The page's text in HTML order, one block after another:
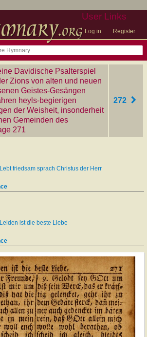
User Links
Log in Register
Davidische Psalterspiel
Zions von alten und neuen
Geistes-Gesängen
heyls-begierigen
der Weisheit, insonderheit
Gemeinden des
271
272
Lebt friedsam sprach Christus der Herr
Leiden ist die beste Liebe